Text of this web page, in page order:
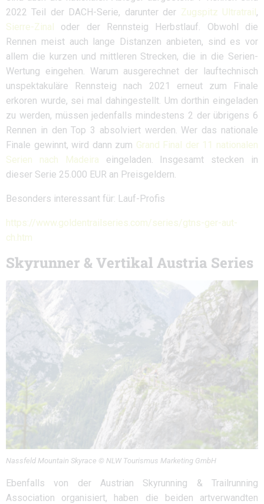
2022 Teil der DACH-Serie, darunter der Zugspitz Ultratrail ,
Sierre-Zinal
oder der Rennsteig Herbstlauf. Obwohl die
Rennen meist auch lange Distanzen anbieten, sind es vor
allem die kurzen und mittleren Strecken, die in die Serien-
Wertung eingehen. Warum ausgerechnet der lauftechnisch
unspektakuläre Rennsteig nach 2021 erneut zum Finale
erkoren wurde, sei mal dahingestellt. Um dorthin eingeladen
zu werden, müssen jedenfalls mindestens 2 der übrigens 6
Rennen in den Top 3 absolviert werden. Wer das nationale
Finale gewinnt, wird dann zum Grand Final der 11 nationalen
Serien nach Madeira eingeladen. Insgesamt stecken in
dieser Serie 25.000 EUR an Preisgeldern.
Besonders interessant für: Lauf-Profis
https://www.goldentrailseries.com/series/gtns-ger-aut-
ch.htm
Skyrunner & Vertikal Austria Series
Nassfeld Mountain Skyrace © NLW Tourismus Marketing GmbH
Ebenfalls von der Austrian Skyrunning & Trailrunning
Association organisiert, haben die beiden artverwandten